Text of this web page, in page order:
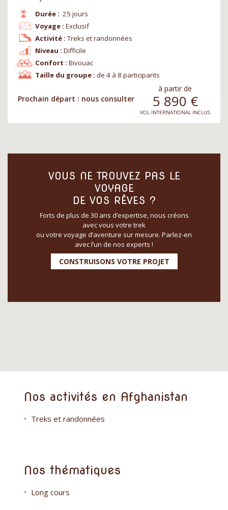
Durée : 25 jours
Niveau : Difficile
Voyage : Exclusif
Confort : Bivouac
Activité : Treks et randonnées
Taille du groupe : de 4 à 8 participants
Prochain départ : nous consulter
à partir de
5 890 €
VOL INTERNATIONAL INCLUS
VOUS NE TROUVEZ PAS LE
VOYAGE
DE VOS RÊVES ?
Forts de plus de 30 ans d’expertise, nous créons
avec vous votre trek
ou votre voyage d’aventure sur mesure. Parlez-en
avec l’un de nos experts !
CONSTRUISONS VOTRE PROJET
Nos activités en Afghanistan
Treks et randonnées
Nos thématiques
Long cours